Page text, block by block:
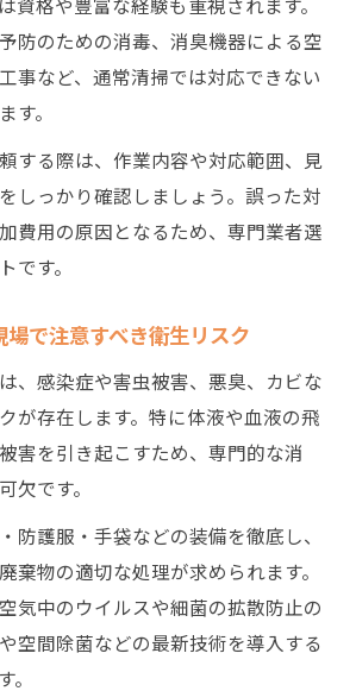
防のための消毒、消臭機器による空
事など、通常清掃では対応できない
す。
する際は、作業内容や対応範囲、見
しっかり確認しましょう。誤った対
費用の原因となるため、専門業者選
です。
で注意すべき衛生リスク
、感染症や害虫被害、悪臭、カビな
が存在します。特に体液や血液の飛
害を引き起こすため、専門的な消
欠です。
防護服・手袋などの装備を徹底し、
棄物の適切な処理が求められます。
気中のウイルスや細菌の拡散防止の
空間除菌などの最新技術を導入する